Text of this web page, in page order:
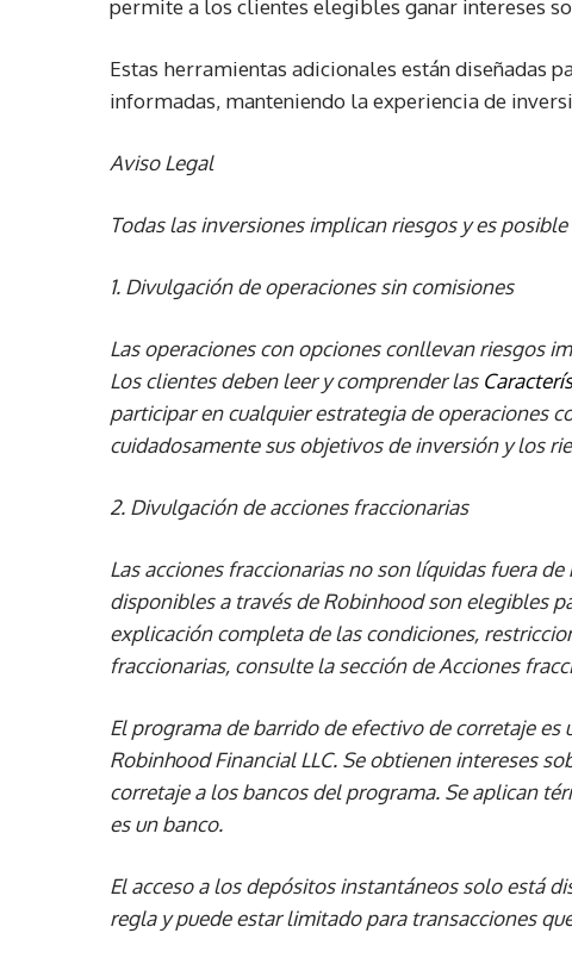
permite a los clientes elegibles ganar intereses
Estas herramientas adicionales están diseñadas
informadas, manteniendo la experiencia de
Aviso Legal
Todas las inversiones implican riesgos y es
1. Divulgación de operaciones sin comisiones
Las operaciones con opciones conllevan riesgos
Los clientes deben leer y comprender las
participar en cualquier estrategia de operaciones
cuidadosamente sus objetivos de inversión y los
2. Divulgación de acciones fraccionarias
Las acciones fraccionarias no son líquidas fuera
disponibles a través de Robinhood son elegibles
explicación completa de las condiciones,
fraccionarias, consulte la sección de Acciones
El programa de barrido de efectivo de corretaje
Robinhood Financial LLC. Se obtienen intereses
corretaje a los bancos del programa. Se aplican
es un banco.
El acceso a los depósitos instantáneos solo está
regla y puede estar limitado para transacciones